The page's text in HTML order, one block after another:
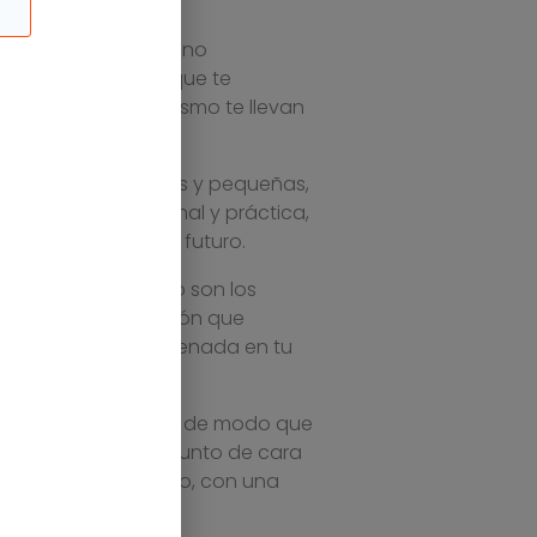
para la PYME no
empresa, que te
que ahora mismo te llevan
medianas y pequeñas,
fácil, profesional y práctica,
eficaces para el futuro.
menos? ¿Cómo son los
con la inversión que
a quedar almacenada en tu
de tu negocio, de modo que
cartas en el asunto de cara
de tu negocio, con una
mucho éxito.